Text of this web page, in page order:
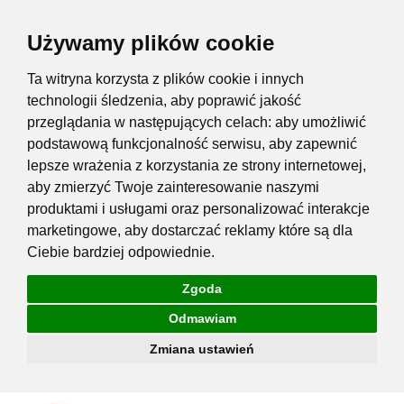
Używamy plików cookie
Ta witryna korzysta z plików cookie i innych
technologii śledzenia, aby poprawić jakość
przeglądania w następujących celach: aby umożliwić
podstawową funkcjonalność serwisu, aby zapewnić
lepsze wrażenia z korzystania ze strony internetowej,
aby zmierzyć Twoje zainteresowanie naszymi
produktami i usługami oraz personalizować interakcje
marketingowe, aby dostarczać reklamy które są dla
Ciebie bardziej odpowiednie.
Zgoda
Odmawiam
Zmiana ustawień